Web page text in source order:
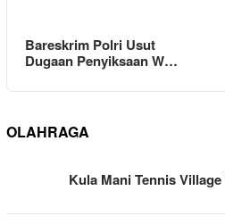
Bareskrim Polri Usut
Dugaan Penyiksaan W…
OLAHRAGA
Kula Mani Tennis